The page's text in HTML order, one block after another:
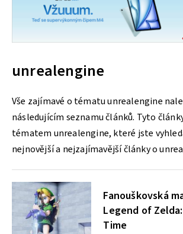
unrealengine
Vše zajímavé o tématu unrealengine
následujícím seznamu článků. Tyto
tématem unrealengine, které jste
nejnovější a nejzajímavější články o
Fanouškovská
Legend of
Time